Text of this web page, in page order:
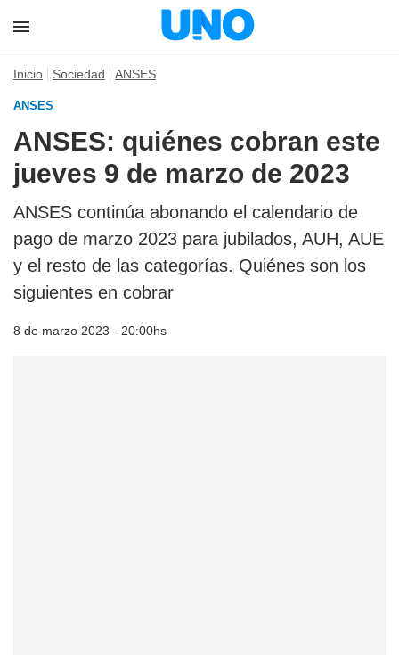
Inicio Sociedad ANSES
ANSES
ANSES: quiénes cobran este
jueves 9 de marzo de 2023
ANSES continúa abonando el calendario de
pago de marzo 2023 para jubilados, AUH, AUE
y el resto de las categorías. Quiénes son los
siguientes en cobrar
8 de marzo 2023 - 20:00hs